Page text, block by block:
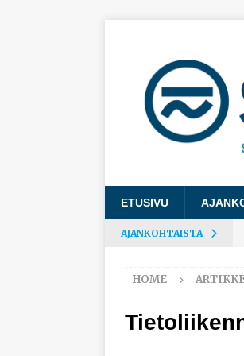
ETUSIVU
AJANKOHTAISTA
HOME